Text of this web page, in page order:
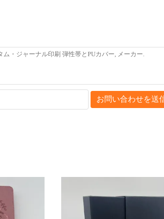
お問い合わせを送